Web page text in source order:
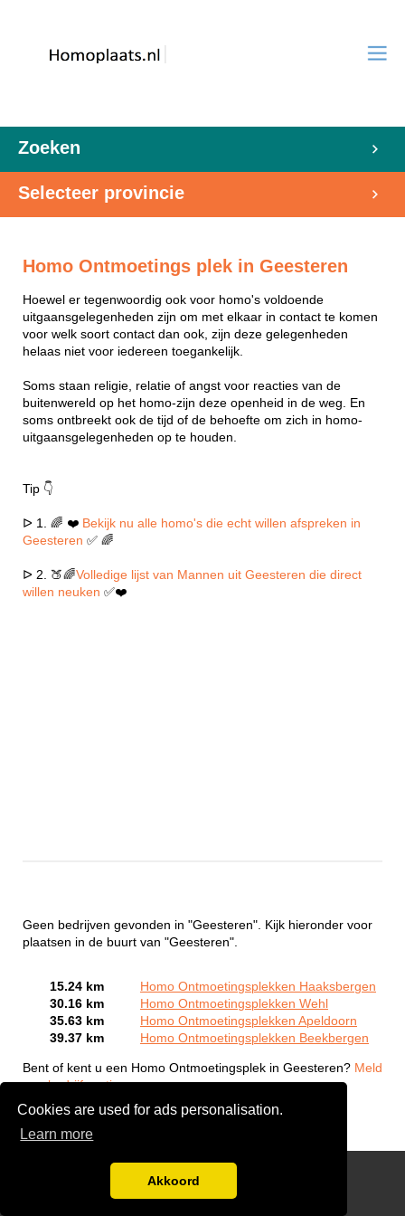
Cookies are used for ads personalisation.
Learn more
Akkoord
Zoeken
Selecteer provincie
Homo Ontmoetings plek in Geesteren
Hoewel er tegenwoordig ook voor homo's voldoende
uitgaansgelegenheden zijn om met elkaar in contact te komen
voor welk soort contact dan ook, zijn deze gelegenheden
helaas niet voor iedereen toegankelijk.
Soms staan religie, relatie of angst voor reacties van de
buitenwereld op het homo-zijn deze openheid in de weg. En
soms ontbreekt ook de tijd of de behoefte om zich in homo-
uitgaansgelegenheden op te houden.
Tip 👇
ᐅ 1. 🌈 ❤️ Bekijk nu alle homo's die echt willen afspreken in
Geesteren ✅ 🌈
ᐅ 2. 🍑🌈Volledige lijst van Mannen uit Geesteren die direct
willen neuken ✅❤️
Geen bedrijven gevonden in "Geesteren". Kijk hieronder voor
plaatsen in de buurt van "Geesteren".
15.24 km
Homo Ontmoetingsplekken Haaksbergen
30.16 km
Homo Ontmoetingsplekken Wehl
35.63 km
Homo Ontmoetingsplekken Apeldoorn
39.37 km
Homo Ontmoetingsplekken Beekbergen
Bent of kent u een Homo Ontmoetingsplek in Geesteren? Meld
een bedrijf gratis aan